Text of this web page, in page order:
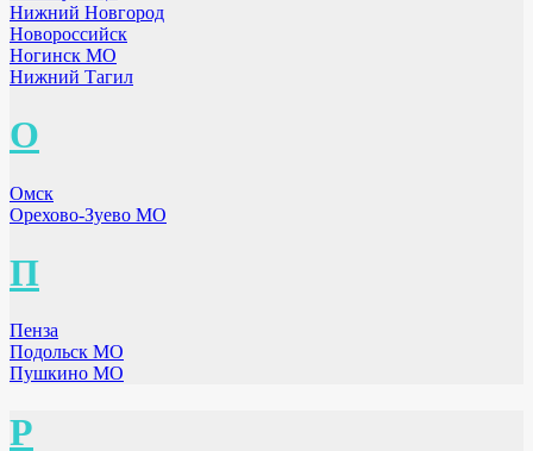
Нижний Новгород
Новороссийск
Ногинск МО
Нижний Тагил
О
Омск
Орехово-Зуево МО
П
Пенза
Подольск МО
Пушкино МО
Р